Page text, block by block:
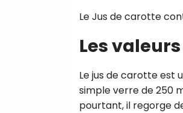
Le Jus de carotte
Les
Le jus de carotte est
simple verre de 250
pourtant, il regorge